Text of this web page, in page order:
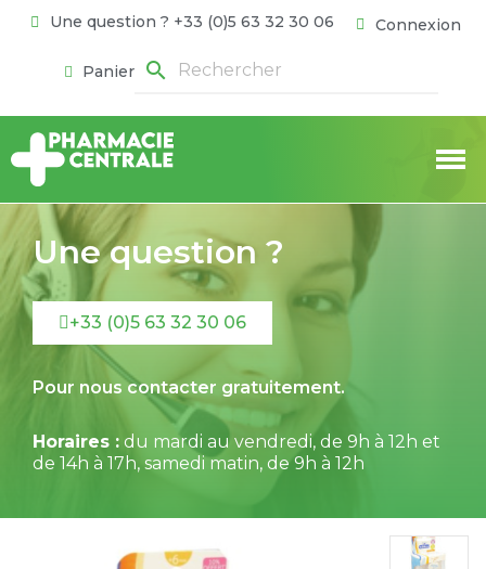
Une question ? +33 (0)5 63 32 30 06 Connexion
Panier search
Une question ?
+33 (0)5 63 32 30 06
Pour nous contacter gratuitement.
Horaires : du mardi au vendredi, de 9h à 12h et
de 14h à 17h, samedi matin, de 9h à 12h